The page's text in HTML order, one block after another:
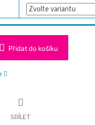
Přidat do košíku
SDÍLET